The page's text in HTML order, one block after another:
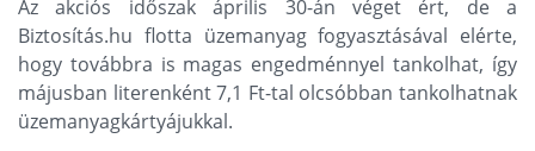
Az akciós időszak április 30-án véget ért, de a
Biztosítás.hu flotta üzemanyag fogyasztásával elérte,
hogy továbbra is magas engedménnyel tankolhat, így
májusban literenként 7,1 Ft-tal olcsóbban tankolhatnak
üzemanyagkártyájukkal.